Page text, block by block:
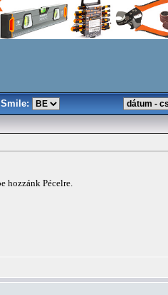
Smile:
hozzánk Pécelre.